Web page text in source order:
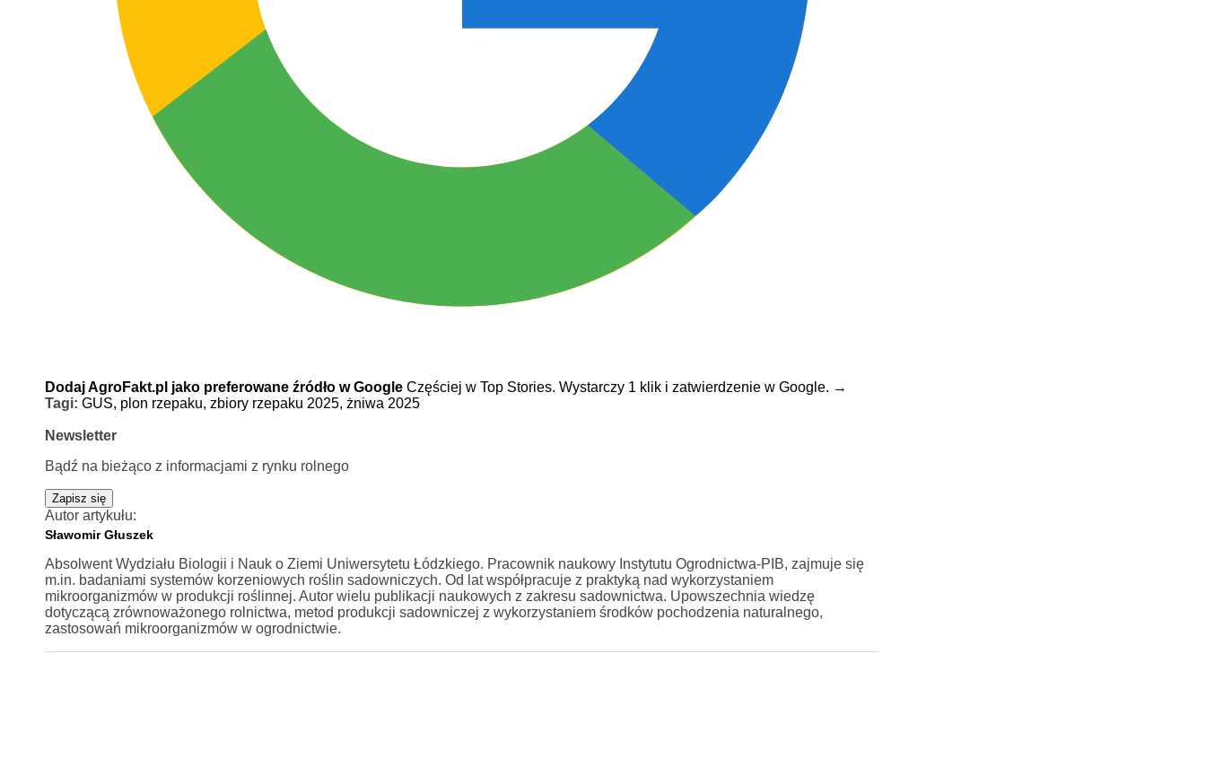
Dodaj AgroFakt.pl jako preferowane źródło w Google Częściej w Top Stories. Wystarczy 1 klik i zatwierdzenie w Google. →
Tagi: GUS, plon rzepaku, zbiory rzepaku 2025, żniwa 2025
Newsletter
Bądź na bieżąco z informacjami z rynku rolnego
Zapisz się
Autor artykułu:
Sławomir Głuszek
Absolwent Wydziału Biologii i Nauk o Ziemi Uniwersytetu Łódzkiego. Pracownik naukowy Instytutu Ogrodnictwa-PIB, zajmuje się
m.in. badaniami systemów korzeniowych roślin sadowniczych. Od lat współpracuje z praktyką nad wykorzystaniem
mikroorganizmów w produkcji roślinnej. Autor wielu publikacji naukowych z zakresu sadownictwa. Upowszechnia wiedzę
dotyczącą zrównoważonego rolnictwa, metod produkcji sadowniczej z wykorzystaniem środków pochodzenia naturalnego,
zastosowań mikroorganizmów w ogrodnictwie.